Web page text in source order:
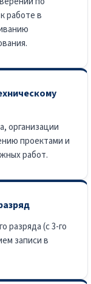
работе в
организации
проектами и
работ.
разряда (с 3-го
записи в